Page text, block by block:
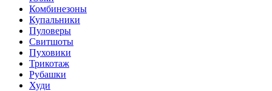
Комбинезоны
Купальники
Пуловеры
Свитшоты
Пуховики
Трикотаж
Рубашки
Худи